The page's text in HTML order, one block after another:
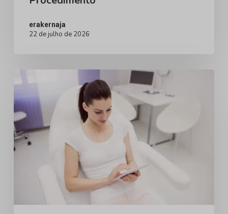
Decisão
Paciente
Procedimento
erakernaja
22 de julho de 2026
de
Pacientes
com
IA
O